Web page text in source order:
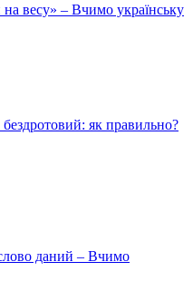
весу» – Вчимо українську
як правильно?
слово даний – Вчимо